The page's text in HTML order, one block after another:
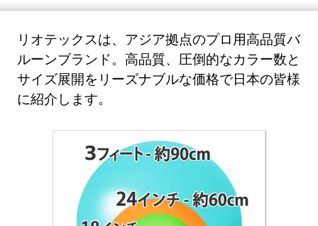
リオテックスは、アジア拠点のプロ用高品質バ
ルーンブランド。高品質、圧倒的なカラー数と
サイズ展開をリーズナブルな価格で日本の皆様
に紹介します。